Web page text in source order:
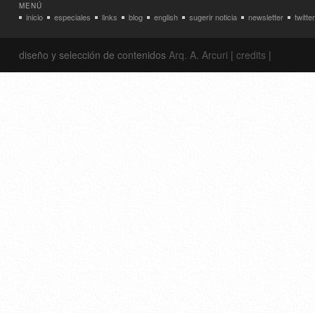
MENÚ
inicio especiales links blog english sugerir noticia newsletter twitter
diseño y selección de contenidos Arq. A. Arcuri | credits |